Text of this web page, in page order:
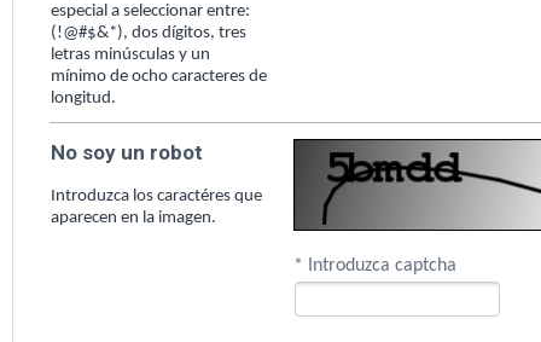
especial a seleccionar entre:
(!@#$&*), dos dígitos, tres
letras minúsculas y un
mínimo de ocho caracteres de
longitud.
No soy un robot
Introduzca los caractéres que
aparecen en la imagen.
* Introduzca captcha